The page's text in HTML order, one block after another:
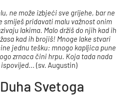
ne može izbjeći sve grijehe, bar ne
smiješ pridavati malu važnost onim
lakima. Malo držiš do njih kad ih
kad ih brojiš! Mnoge lake stvari
jednu tešku: mnogo kapljica pune
zrnaca čini hrpu. Koja tada nada
(sv. Augustin)
Svetoga